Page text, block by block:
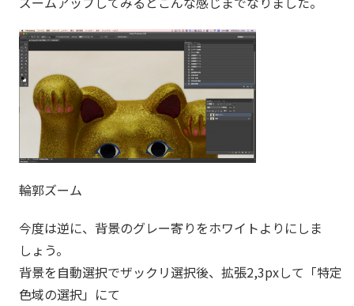
輪郭ズーム
今度は逆に、背景のグレー寄りをホワイトよりにしま
しょう。
背景を自動選択でザックリ選択後、拡張2,3pxして「特定
色域の選択」にて